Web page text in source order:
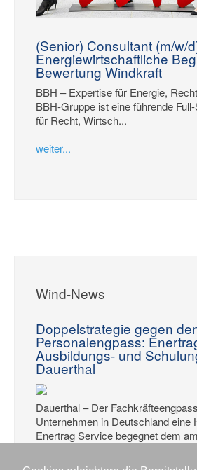
(Senior) Consultant (m/w/
Energiewirtschaftliche
Bewertung Windkraft
BBH – Expertise für Energie,
BBH-Gruppe ist eine führende
für Recht, Wirtsch...
weiter...
Wind-News
Doppelstrategie gegen
Personalengpass:
Ausbildungs- und
Dauerthal
Dauerthal – Der
Unternehmen in Deutschland eine
Enertrag Service begegnet dem
und der gezielten Anwerbung von